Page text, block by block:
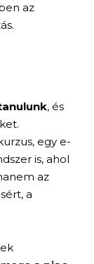
az
, és
egy e-
is, ahol
az
a